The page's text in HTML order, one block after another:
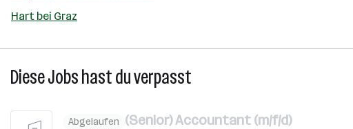
Hart bei Graz
Diese Jobs hast du verpasst
Abgelaufen (Senior) Accountant (m/f/d)